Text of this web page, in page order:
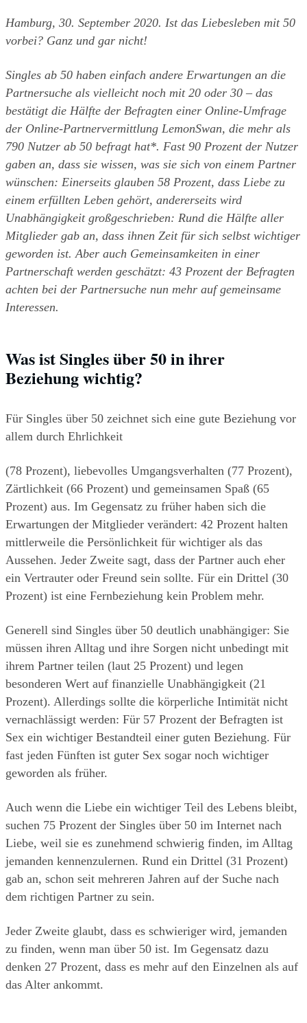
Hamburg, 30. September 2020. Ist das Liebesleben mit 50
vorbei? Ganz und gar nicht!
Singles ab 50 haben einfach andere Erwartungen an die
Partnersuche als vielleicht noch mit 20 oder 30 – das
bestätigt die Hälfte der Befragten einer Online-Umfrage
der Online-Partnervermittlung LemonSwan, die mehr als
790 Nutzer ab 50 befragt hat*. Fast 90 Prozent der Nutzer
gaben an, dass sie wissen, was sie sich von einem Partner
wünschen: Einerseits glauben 58 Prozent, dass Liebe zu
einem erfüllten Leben gehört, andererseits wird
Unabhängigkeit großgeschrieben: Rund die Hälfte aller
Mitglieder gab an, dass ihnen Zeit für sich selbst wichtiger
geworden ist. Aber auch Gemeinsamkeiten in einer
Partnerschaft werden geschätzt: 43 Prozent der Befragten
achten bei der Partnersuche nun mehr auf gemeinsame
Interessen.
Was ist Singles über 50 in ihrer
Beziehung wichtig?
Für Singles über 50 zeichnet sich eine gute Beziehung vor
allem durch Ehrlichkeit
(78 Prozent), liebevolles Umgangsverhalten (77 Prozent),
Zärtlichkeit (66 Prozent) und gemeinsamen Spaß (65
Prozent) aus. Im Gegensatz zu früher haben sich die
Erwartungen der Mitglieder verändert: 42 Prozent halten
mittlerweile die Persönlichkeit für wichtiger als das
Aussehen. Jeder Zweite sagt, dass der Partner auch eher
ein Vertrauter oder Freund sein sollte. Für ein Drittel (30
Prozent) ist eine Fernbeziehung kein Problem mehr.
Generell sind Singles über 50 deutlich unabhängiger: Sie
müssen ihren Alltag und ihre Sorgen nicht unbedingt mit
ihrem Partner teilen (laut 25 Prozent) und legen
besonderen Wert auf finanzielle Unabhängigkeit (21
Prozent). Allerdings sollte die körperliche Intimität nicht
vernachlässigt werden: Für 57 Prozent der Befragten ist
Sex ein wichtiger Bestandteil einer guten Beziehung. Für
fast jeden Fünften ist guter Sex sogar noch wichtiger
geworden als früher.
Auch wenn die Liebe ein wichtiger Teil des Lebens bleibt,
suchen 75 Prozent der Singles über 50 im Internet nach
Liebe, weil sie es zunehmend schwierig finden, im Alltag
jemanden kennenzulernen. Rund ein Drittel (31 Prozent)
gab an, schon seit mehreren Jahren auf der Suche nach
dem richtigen Partner zu sein.
Jeder Zweite glaubt, dass es schwieriger wird, jemanden
zu finden, wenn man über 50 ist. Im Gegensatz dazu
denken 27 Prozent, dass es mehr auf den Einzelnen als auf
das Alter ankommt.